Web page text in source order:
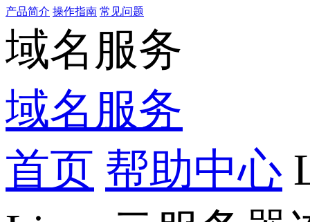
产品简介 操作指南 常见问题
域名服务
域名服务
首页 帮助中心